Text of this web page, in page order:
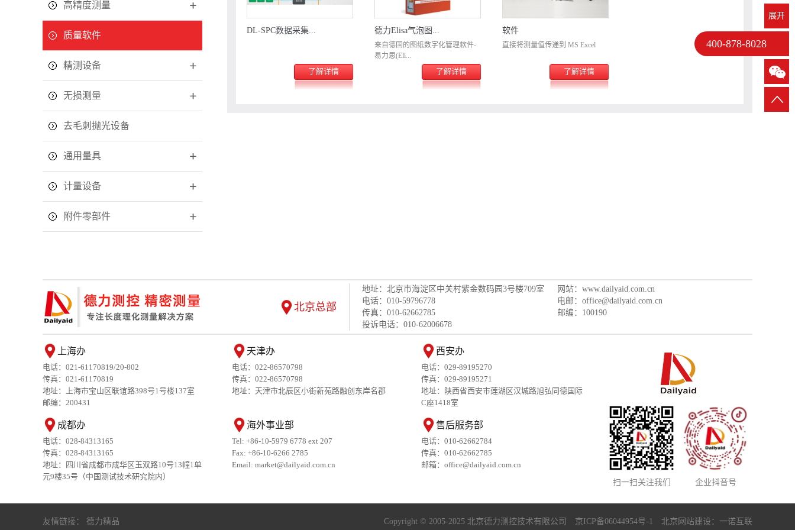
高精度测量
质量软件
精测设备
无损测量
去毛刺抛光设备
通用量具
计量设备
附件零部件
DL-SPC数据采集...
了解详情
德力Elisa气泡图...
来自德国的图纸数字化管理软件-
易力思(Eli...
了解详情
软件
直接将测量值传递到 MS Excel
了解详情
北京总部
地址：北京市海淀区中关村紫金数码园3号楼709室
网站：www.dailyaid.com.cn
电话：010-59796778
电邮：office@dailyaid.com.cn
传真：010-62662785
邮编：100190
投诉电话：010-62006678
扫一扫关注我们 企业抖音号
上海办
电话：021-61170819/20-802
传真：021-61170819
地址：上海市宝山区联谊路398号1号楼137室
邮编：200431
天津办
电话：022-86570798
传真：022-86570798
地址：天津市北辰区小街新苑路融创东岸名郡
西安办
电话：029-89195270
传真：029-89195271
地址：陕西省西安市莲湖区汉城路旭弘同德国际
C座1418室
成都办
电话：028-84313165
传真：028-84313165
地址：四川省成都市成华区玉双路10号13幢1单
元9楼35号（中国测试技术研究院内）
海外事业部
Tel: +86-10-5979 6778 ext 207
Fax: +86-10-6266 2785
Email: market@dailyaid.com.cn
售后服务部
电话：010-62662784
传真：010-62662785
邮箱：office@dailyaid.com.cn
友情链接： 德力精品 Copyright © 2005-2025 北京德力测控技术有限公司 京ICP备06044954号-1 北京网站建设 ： 一诺互联
展开
400-878-8028